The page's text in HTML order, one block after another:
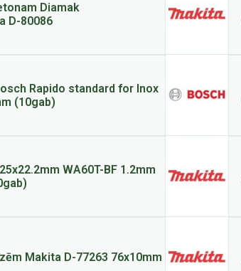
Diamak
D-80086
Rapido standard for Inox
(10gab)
WA60T-BF 1.2mm
Makita D-77263 76x10mm